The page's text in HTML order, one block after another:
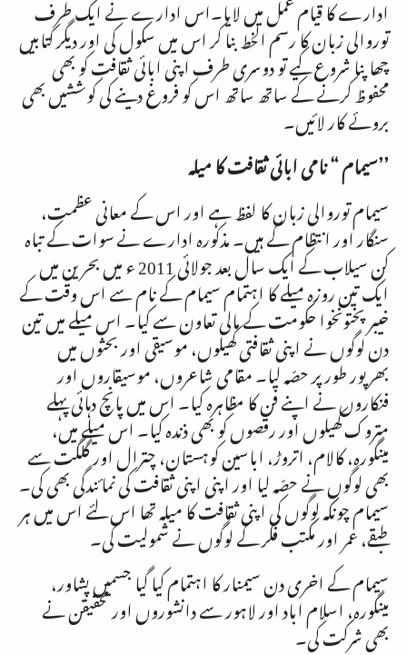
ادارے کا قیام عمل میں لایا۔اس ادارے نے ایک طرف
توروالی زبان کا رسم الخط بنا کر اس میں سکول کی اور دیگر کتابیں
چھاپنا شروع کیے تو دوسری طرف اپنی ابائی ثقافت کو بھی
محفوظ کرنے کے ساتھ ساتھ اس کو فروغ دینے کی کوششیں بھی
بروئے کار لائیں۔
’’سیمام “ نامی ابائی ثقافت کا میلہ
سیمام توروالی زبان کا لفظ ہے اور اس کے معانی عظمت،
سنگار اور انتظام کے ہیں۔ مذکورہ ادارے نے سوات کے تباہ
کن سیلاب کے ایک سال بعد جولائی2011ء میں بحرین میں
ایک تین روزہ میلے کا اہتمام سیمام کے نام سے اس وقت کے
خیبر پختونخوا حکومت کے مالی تعاون سے کیا۔ اس میلے میں تین
دن لوگوں نے اپنی ثقافتی کھیلوں، موسیقی اور بحثوں میں
بھرپور طور پر حصّہ لیا۔ مقامی شاعروں، موسیقاروں اور
فنکاروں نے اپنے فن کا مظاہرہ کیا۔ اس میں پانچ دہائی پہلے
متروک کھیلوں اور رقصوں کو بھی ذندہ کیا۔ اس میلے میں،
مینگورہ، کالام، اتروڑ، اباسین کوہستان، چترال اور گلگت سے
بھی لوگوں نے حصّہ لیا اور اپنی اپنی ثقافت کی نمائندگی بھی کی۔
سیمام چونکہ لوگوں کی اپنی ثقافت کا میلہ تھا اس لئے اس میں ہر
طبقے، عمر اور مکتب فکر کے لوگوں نے شمولیت کی۔
سیمام کے اخری دن سیمنار کا اہتمام کیا گیا جسمیں پشاور،
مینگورہ، اسلام اباد اور لاہور سے دانشوروں اور محقیقن نے
بھی شرکت کی۔